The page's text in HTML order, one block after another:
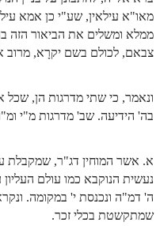
מאו"א עילאין, שע"י כן אמא
ממלא ומשלים את הביאור הזה
צבאם, לכולם בשם יקרָא, מרוב
ונאמר, כי שתי מדרגות הן, שכל
בה' הידיעה. שב' מדרגות מ"י
א. אשר המוחין דג"ר, שמקבלת
נעשית הנוקבא כמו עולם
ה' דמ"ה ונכנסת י' במקומה.
שמתקשטת בכלי זכר.